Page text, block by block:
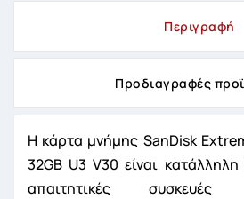
Περιγραφή
Προδιαγραφές
Η κάρτα μνήμης SanDisk
32GB U3 V30 είναι
απαιτητικές